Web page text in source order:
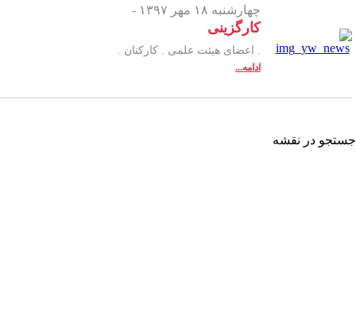
چهارشنبه ۱۸ مهر ۱۳۹۷ -
کارگزینی
. اعضای هیئت علمی . کارکنان .
ادامه...
در نقشه